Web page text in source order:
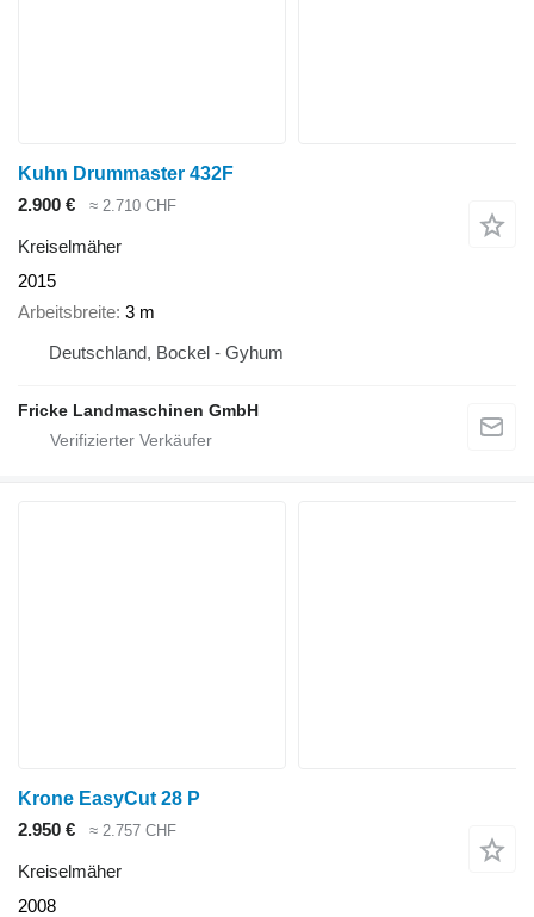
Kuhn Drummaster 432F
2.900 €
≈ 2.710 CHF
Kreiselmäher
2015
Arbeitsbreite 3 m
Deutschland, Bockel - Gyhum
Fricke Landmaschinen GmbH
Krone EasyCut 28 P
2.950 €
≈ 2.757 CHF
Kreiselmäher
2008